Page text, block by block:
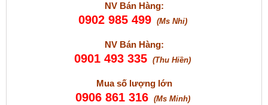
NV Bán Hàng:
0902 985 499 (Ms Nhi)
NV Bán Hàng:
0901 493 335 (Thu Hiền)
Mua số lượng lớn
0906 861 316 (Ms Minh)